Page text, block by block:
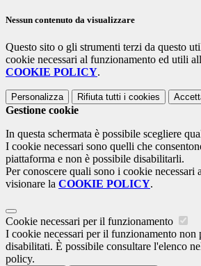
Nessun contenuto da visualizzare
Questo sito o gli strumenti terzi da questo
cookie necessari al funzionamento ed utili
COOKIE POLICY.
Personalizza Rifiuta tutti i cookies
Gestione cookie
In questa schermata è possibile scegliere
I cookie necessari sono quelli che
piattaforma e non è possibile disabilitarli.
Per conoscere quali sono i cookie necessari
visionare la COOKIE POLICY.
Cookie necessari per il funzionamento
I cookie necessari per il funzionamento non
disabilitati. È possibile consultare l'elenco
policy.